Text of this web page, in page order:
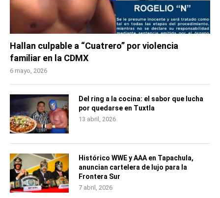
Hallan culpable a “Cuatrero” por violencia
familiar en la CDMX
6 mayo, 2026
Del ring a la cocina: el sabor que lucha
por quedarse en Tuxtla
13 abril, 2026
Histórico WWE y AAA en Tapachula,
anuncian cartelera de lujo para la
Frontera Sur
7 abril, 2026